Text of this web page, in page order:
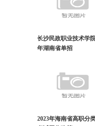
长沙民政职业技术学
年湖南省单招
2023年海南省高职分